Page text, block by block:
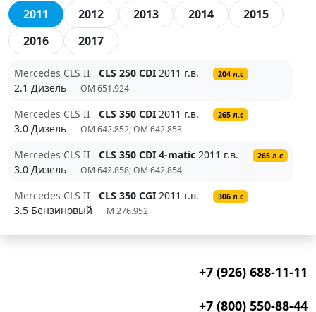
2011 2012 2013 2014
2015
2016
2017
Mercedes CLS II CLS 250 CDI 2011 г.в. 204 л.с
2.1 Дизель OM 651.924
Mercedes CLS II CLS 350 CDI 2011 г.в. 265 л.с
3.0 Дизель OM 642.852; OM 642.853
Mercedes CLS II CLS 350 CDI 4-matic 2011 г.в. 265 л.с
3.0 Дизель OM 642.858; OM 642.854
Mercedes CLS II CLS 350 CGI 2011 г.в. 306 л.с
3.5 Бензиновый M 276.952
+7 (926) 688-11-11
+7 (800) 550-88-44